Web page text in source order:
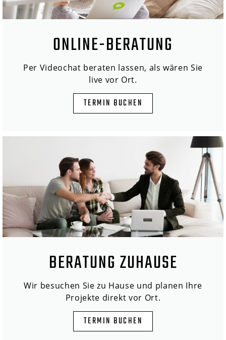
ONLINE-BERATUNG
Per Videochat beraten lassen, als wären Sie
live vor Ort.
TERMIN BUCHEN
BERATUNG ZUHAUSE
Wir besuchen Sie zu Hause und planen Ihre
Projekte direkt vor Ort.
TERMIN BUCHEN